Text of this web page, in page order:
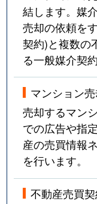
結します。媒
売却の依頼を
契約)と複数の
る一般媒介契
マンション
売却するマン
での広告や指
産の売買情報
を行います。
不動産売買